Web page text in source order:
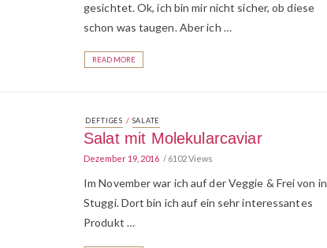
gesichtet. Ok, ich bin mir nicht sicher, ob diese
schon was taugen. Aber ich …
READ MORE
DEFTIGES / SALATE
Salat mit Molekularcaviar
Dezember 19, 2016 6102 Views
Im November war ich auf der Veggie & Frei von in
Stuggi. Dort bin ich auf ein sehr interessantes
Produkt …